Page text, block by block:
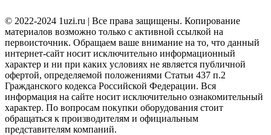
© 2022-2024 1uzi.ru | Все права защищены. Копирование
материалов возможно только с активной ссылкой на
первоисточник. Обращаем ваше внимание на то, что данный
интернет-сайт носит исключительно информационный
характер и ни при каких условиях не является публичной
офертой, определяемой положениями Статьи 437 п.2
Гражданского кодекса Российской Федерации. Вся
информация на сайте носит исключительно ознакомительный
характер. По вопросам покупки оборудования стоит
обращаться к производителям и официальным
представителям компаний.